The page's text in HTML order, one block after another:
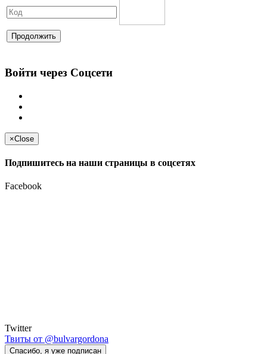
Продолжить
Войти через Соцсети
×Close
Подпишитесь на наши страницы в соцсетях
Facebook
Twitter
Твиты от @bulvargordona
Спасибо, я уже подписан